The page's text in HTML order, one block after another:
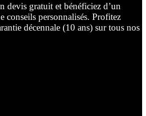
devis gratuit et bénéficiez d’un
conseils personnalisés. Profitez
décennale (10 ans) sur tous nos